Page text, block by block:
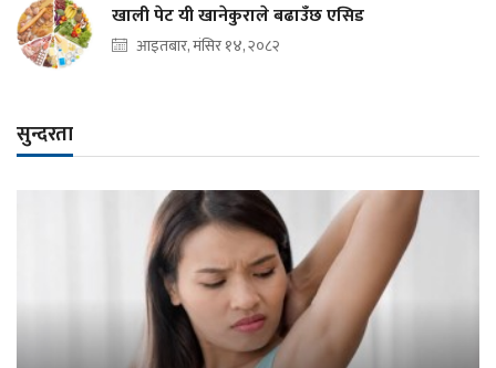
खाली पेट यी खानेकुराले बढाउँछ एसिड
आइतबार, मंसिर १४, २०८२
सुन्दरता